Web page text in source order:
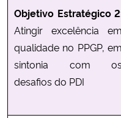
Objetivo Estratégico 2
Atingir excelência em
qualidade no PPGP, em
sintonia com
desafios do PDI